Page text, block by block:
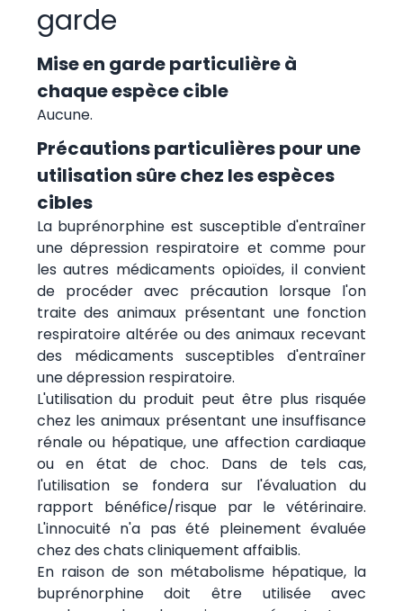
garde
Mise en garde particulière à
chaque espèce cible
Aucune.
Précautions particulières pour une
utilisation sûre chez les espèces
cibles
La buprénorphine est susceptible d'entraîner
une dépression respiratoire et comme pour
les autres médicaments opioïdes, il convient
de procéder avec précaution lorsque l'on
traite des animaux présentant une fonction
respiratoire altérée ou des animaux recevant
des médicaments susceptibles d'entraîner
une dépression respiratoire.
L'utilisation du produit peut être plus risquée
chez les animaux présentant une insuffisance
rénale ou hépatique, une affection cardiaque
ou en état de choc. Dans de tels cas,
l'utilisation se fondera sur l'évaluation du
rapport bénéfice/risque par le vétérinaire.
L'innocuité n'a pas été pleinement évaluée
chez des chats cliniquement affaiblis.
En raison de son métabolisme hépatique, la
buprénorphine doit être utilisée avec